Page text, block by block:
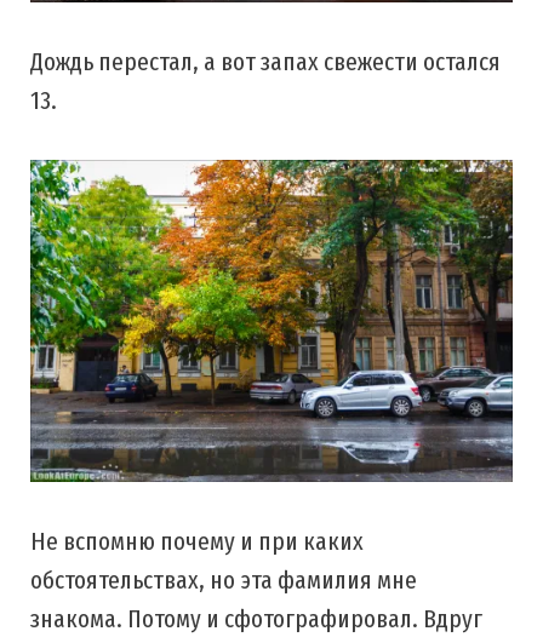
Дождь перестал, а вот запах свежести остался
13.
Не вспомню почему и при каких
обстоятельствах, но эта фамилия мне
знакома. Потому и сфотографировал. Вдруг